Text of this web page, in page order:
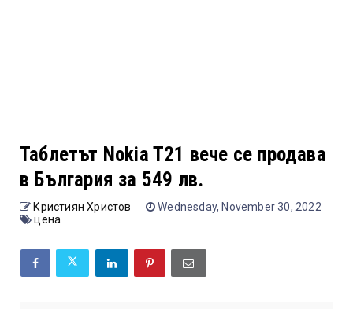
Таблетът Nokia T21 вече се продава
в България за 549 лв.
Кристиян Христов
Wednesday, November 30, 2022
цена